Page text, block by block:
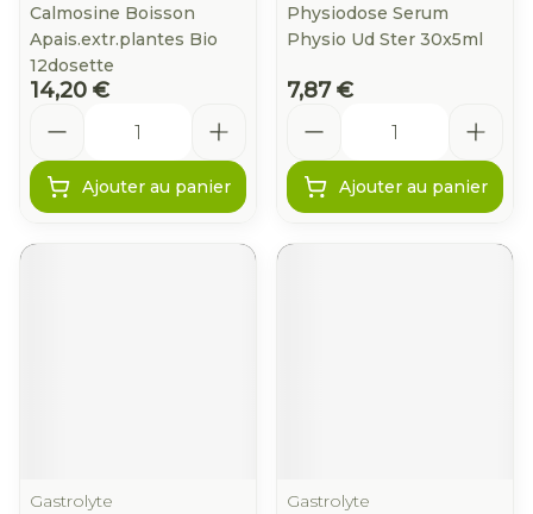
Calmosine Boisson
Apais.extr.plantes Bio
12dosette
14,20 €
Ajouter au panier
Physiodose Serum
Physio Ud Ster 30x5ml
7,87 €
Ajouter au panier
Gastrolyte
Gastrolyte